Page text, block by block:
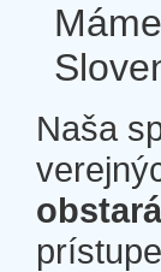
Máme
Naša